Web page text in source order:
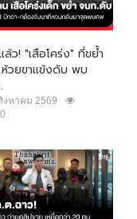
ล้ว! "เสือโคร่ง" ที่ขย้ำ
วยขาแข้งดับ พบ
งหาคม 2569